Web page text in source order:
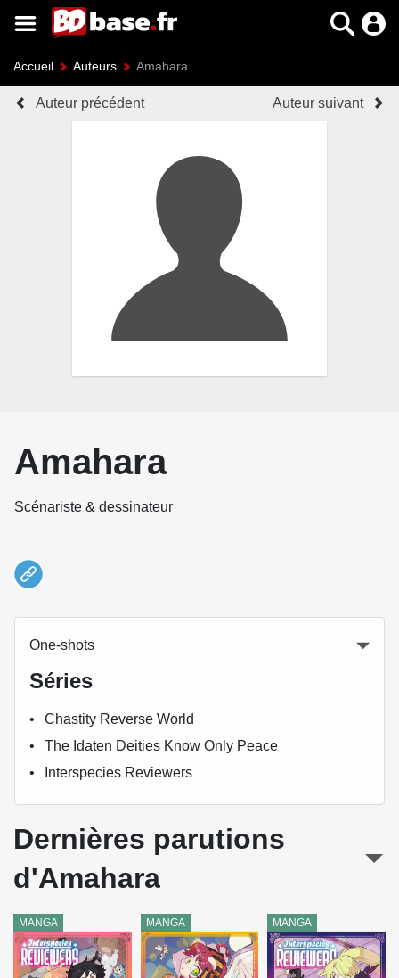
Accueil Auteurs Amahara
Auteur précédent Auteur suivant
Amahara
Scénariste & dessinateur
One-shots
Séries
Chastity Reverse World
The Idaten Deities Know Only Peace
Interspecies Reviewers
Dernières parutions
d'Amahara
MANGA MANGA MANGA